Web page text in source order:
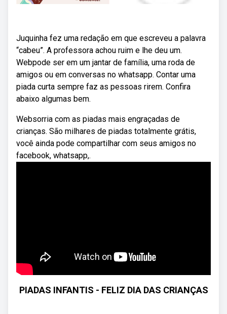
Juquinha fez uma redação em que escreveu a palavra
“cabeu”. A professora achou ruim e lhe deu um.
Webpode ser em um jantar de família, uma roda de
amigos ou em conversas no whatsapp. Contar uma
piada curta sempre faz as pessoas rirem. Confira
abaixo algumas bem.
Websorria com as piadas mais engraçadas de
crianças. São milhares de piadas totalmente grátis,
você ainda pode compartilhar com seus amigos no
facebook, whatsapp,.
PIADAS INFANTIS - FELIZ DIA DAS CRIANÇAS